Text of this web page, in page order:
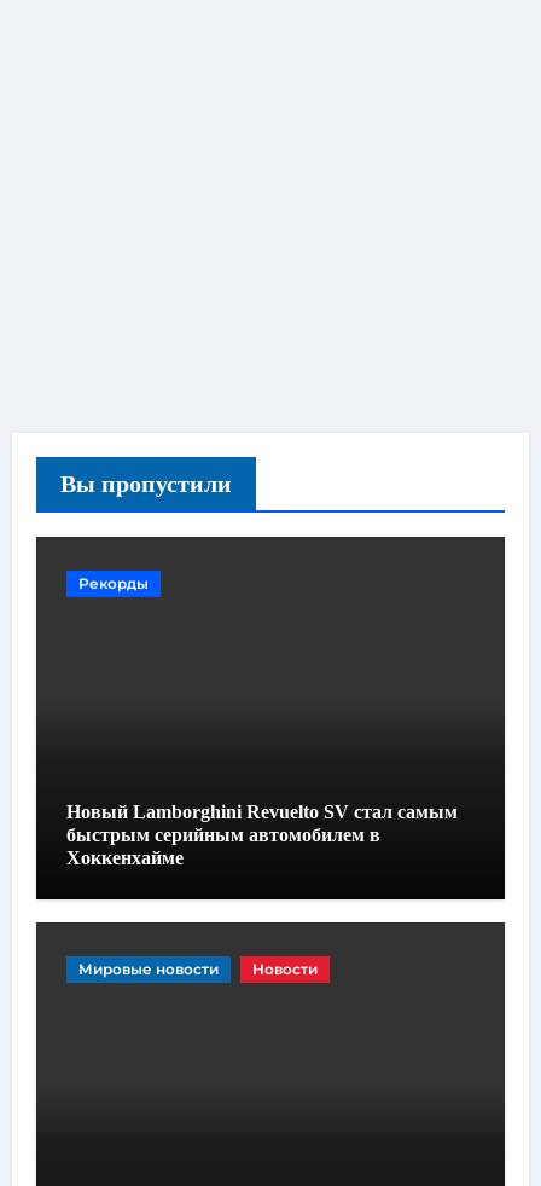
Вы пропустили
Рекорды
Новый Lamborghini Revuelto SV стал самым
быстрым серийным автомобилем в
Хоккенхайме
Мировые новости Новости